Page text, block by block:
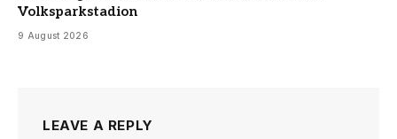
Volksparkstadion
9 August 2026
LEAVE A REPLY